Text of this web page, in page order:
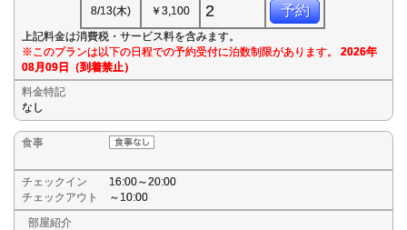
8/13(木) ￥3,100 2 予約
上記料金は消費税・サービス料を含みます。
※このプランは以下の日程での予約受付に泊数制限があります。 2026年
08月09日（到着禁止）
料金特記
なし
食事
チェックイン
16:00～20:00
チェックアウト
～10:00
部屋紹介